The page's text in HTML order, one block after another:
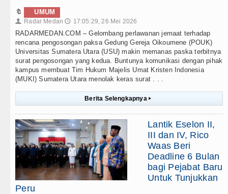
🔖 UMUM
👤 Radar Medan 🕔 17:05:29, 26 Mei 2026
RADARMEDAN.COM – Gelombang perlawanan jemaat terhadap
rencana pengosongan paksa Gedung Gereja Oikoumene (POUK)
Universitas Sumatera Utara (USU) makin memanas paska terbitnya
surat pengosongan yang kedua. Buntunya komunikasi dengan pihak
kampus membuat Tim Hukum Majelis Umat Kristen Indonesia
(MUKI) Sumatera Utara menolak keras surat . . .
Berita Selengkapnya ▸
Lantik Eselon II,
III dan IV, Rico
Waas Beri
Deadline 6 Bulan
bagi Pejabat Baru
Untuk Tunjukkan
Peru